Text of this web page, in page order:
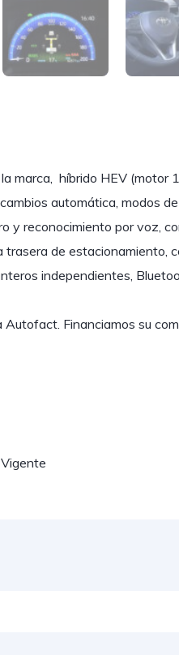
marca, híbrido HEV (motor
automática, modos
y reconocimiento por voz,
trasera de estacionamiento,
independientes,
Financiamos su